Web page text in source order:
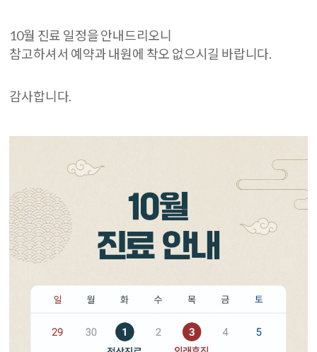
10월 진료 일정을 안내드리오니
참고하셔서 예약과 내원에 착오 없으시길 바랍니다.
감사합니다.